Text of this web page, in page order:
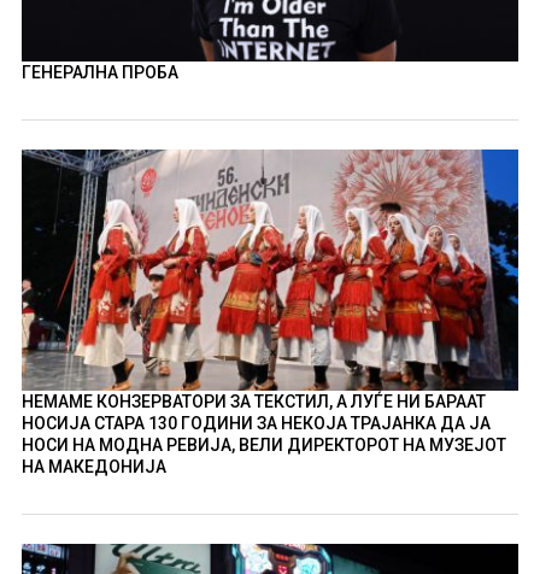
ГЕНЕРАЛНА ПРОБА
НЕМАМЕ КОНЗЕРВАТОРИ ЗА ТЕКСТИЛ, А ЛУЃЕ НИ БАРААТ
НОСИЈА СТАРА 130 ГОДИНИ ЗА НЕКОЈА ТРАЈАНКА ДА ЈА
НОСИ НА МОДНА РЕВИЈА, ВЕЛИ ДИРЕКТОРОТ НА МУЗЕЈОТ
НА МАКЕДОНИЈА